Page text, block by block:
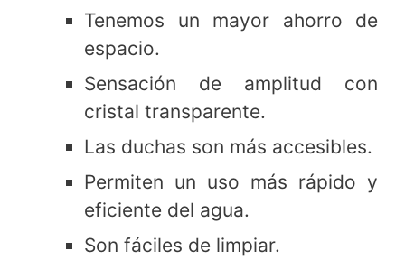
Tenemos un mayor ahorro de
espacio.
Sensación de amplitud con
cristal transparente.
Las duchas son más accesibles.
Permiten un uso más rápido y
eficiente del agua.
Son fáciles de limpiar.